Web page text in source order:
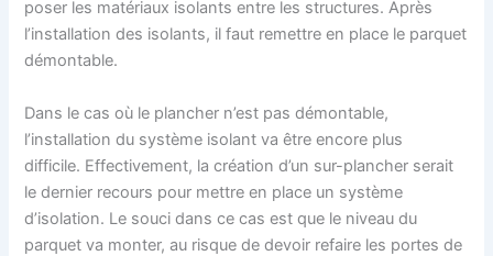
poser les matériaux isolants entre les structures. Après
l’installation des isolants, il faut remettre en place le parquet
démontable.
Dans le cas où le plancher n’est pas démontable,
l’installation du système isolant va être encore plus
difficile. Effectivement, la création d’un sur-plancher serait
le dernier recours pour mettre en place un système
d’isolation. Le souci dans ce cas est que le niveau du
parquet va monter, au risque de devoir refaire les portes de